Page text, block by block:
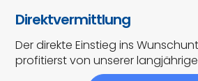
Direktvermittlung
Der direkte Einstieg ins
profitierst von unserer